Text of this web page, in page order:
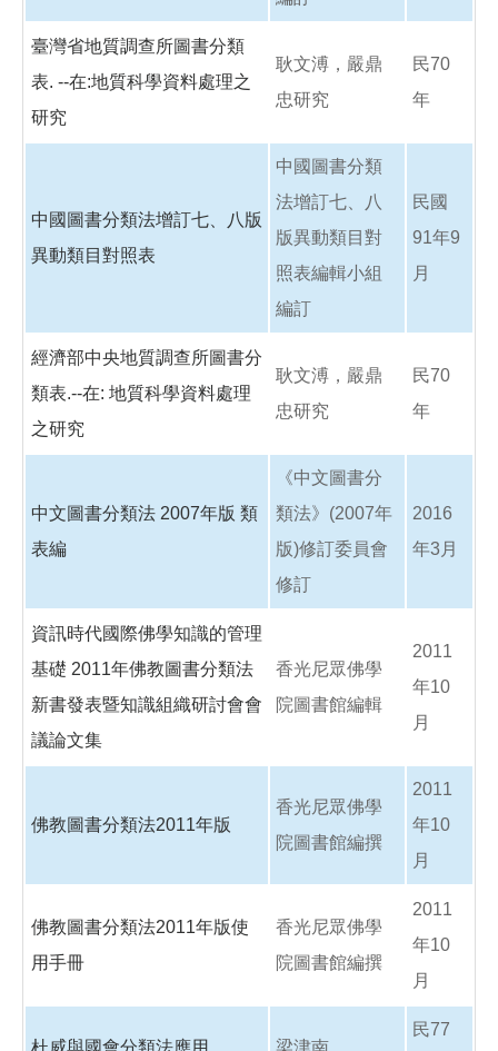
臺灣省地質調查所圖書分類
表. --在:地質科學資料處理之
研究
耿文溥，嚴鼎
忠研究
民70
年
中國圖書分類法增訂七、八版
異動類目對照表
中國圖書分類
法增訂七、八
版異動類目對
照表編輯小組
編訂
民國
91年9
月
經濟部中央地質調查所圖書分
類表.--在: 地質科學資料處理
之研究
耿文溥，嚴鼎
忠研究
民70
年
中文圖書分類法 2007年版 類
表編
《中文圖書分
類法》(2007年
版)修訂委員會
修訂
2016
年3月
資訊時代國際佛學知識的管理
基礎 2011年佛教圖書分類法
新書發表暨知識組織研討會會
議論文集
香光尼眾佛學
院圖書館編輯
2011
年10
月
佛教圖書分類法2011年版
香光尼眾佛學
院圖書館編撰
2011
年10
月
佛教圖書分類法2011年版使
用手冊
香光尼眾佛學
院圖書館編撰
2011
年10
月
杜威與國會分類法應用 梁津南
民77